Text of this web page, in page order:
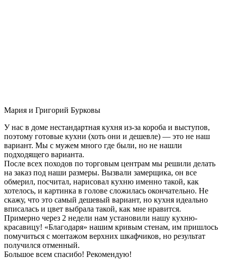
Мария и Григорий Бурковы
У нас в доме нестандартная кухня из-за короба и выступов,
поэтому готовые кухни (хоть они и дешевле) — это не наш
вариант. Мы с мужем много где были, но не нашли
подходящего варианта.
После всех походов по торговым центрам мы решили делать
на заказ под наши размеры. Вызвали замерщика, он все
обмерил, посчитал, нарисовал кухню именно такой, как
хотелось, и картинка в голове сложилась окончательно. Не
скажу, что это самый дешевый вариант, но кухня идеально
вписалась и цвет выбрала такой, как мне нравится.
Примерно через 2 недели нам установили нашу кухню-
красавицу! «Благодаря» нашим кривым стенам, им пришлось
помучиться с монтажом верхних шкафчиков, но результат
получился отменный.
Большое всем спасибо! Рекомендую!